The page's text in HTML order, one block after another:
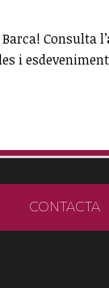
Consulta l’
i
CONTACTA